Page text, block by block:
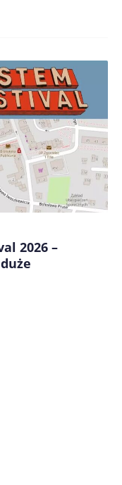
podczas
2026 –